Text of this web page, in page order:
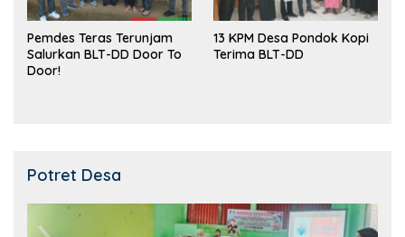
Pemdes Teras Terunjam
Salurkan BLT-DD Door To
Door!
13 KPM Desa Pondok Kopi
Terima BLT-DD
Potret Desa